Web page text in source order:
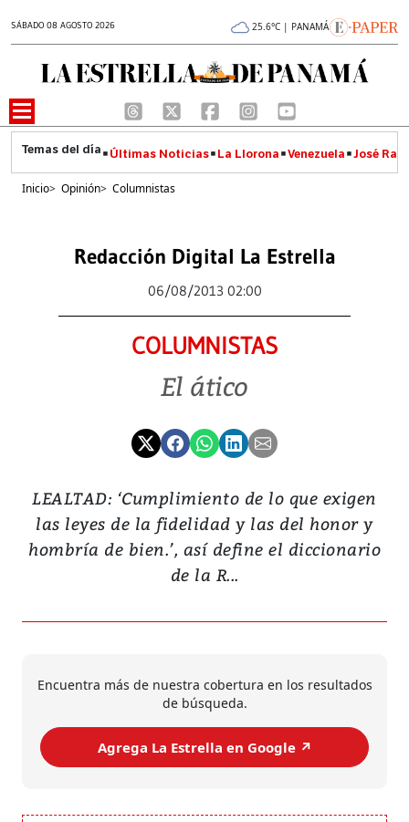
SÁBADO 08 AGOSTO 2026 25.6°C | PANAMÁ
Últimas Noticias La Llorona Venezuela José
Inicio> Opinión> Columnistas
Redacción Digital La Estrella
06/08/2013 02:00
COLUMNISTAS
El ático
LEALTAD: ‘Cumplimiento de lo que exigen
las leyes de la fidelidad y las del honor y
hombría de bien.’, así define el diccionario
de la R...
Encuentra más de nuestra cobertura en los resultados
de búsqueda.
Agrega La Estrella en Google ↗️